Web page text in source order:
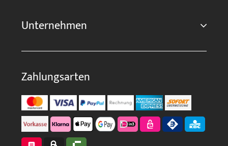
Unternehmen
Zahlungsarten